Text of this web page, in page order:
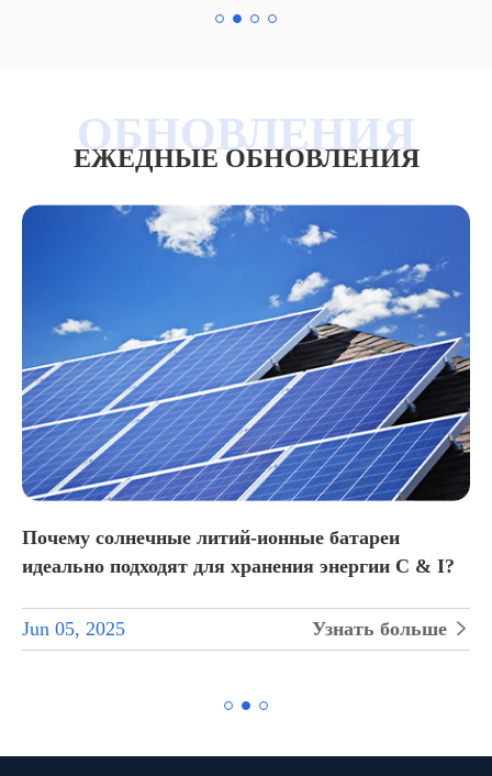
ЕЖЕДНЫЕ ОБНОВЛЕНИЯ
Почему солнечные литий-ионные батареи
идеально подходят для хранения энергии C & I?
Jun 05, 2025 Узнать больше 